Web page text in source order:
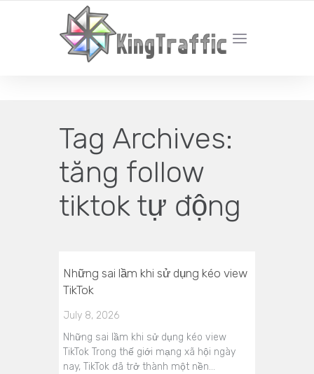
YOUR LOCAL DIGITAL MARKETING AGENCY
Tag Archives:
tăng follow
tiktok tự động
Những sai lầm khi sử dụng kéo view
TikTok
July 8, 2026
Những sai lầm khi sử dụng kéo view
TikTok Trong thế giới mạng xã hội ngày
nay, TikTok đã trở thành một nền…